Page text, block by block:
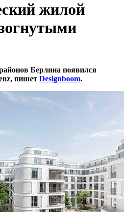
жилой
Берлина появился
пишет Designboom.